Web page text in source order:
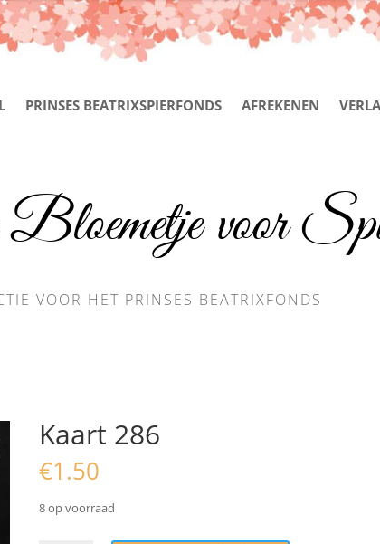
PRINSES BEATRIXSPIERFONDS AFREKENEN
Bloemetje voor
VOOR HET PRINSES BEATRIXFONDS
Kaart 286
€1.50
8 op voorraad